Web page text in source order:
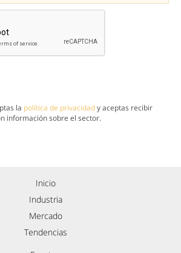
la política de privacidady aceptas recibir
información sobre el sector.
Inicio
Industria
Mercado
Tendencias